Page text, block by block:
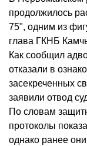
продолжилось
75", одним из
глава ГКНБ
Как сообщил
отказали в
засекреченных
заявили отвод
По словам
протоколы
однако ранее